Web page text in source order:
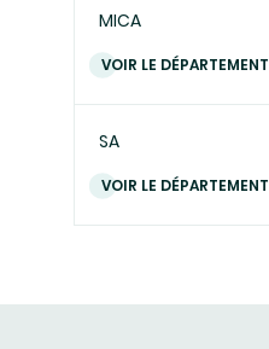
MICA
VOIR LE DÉPARTEMENT
SA
VOIR LE DÉPARTEMENT